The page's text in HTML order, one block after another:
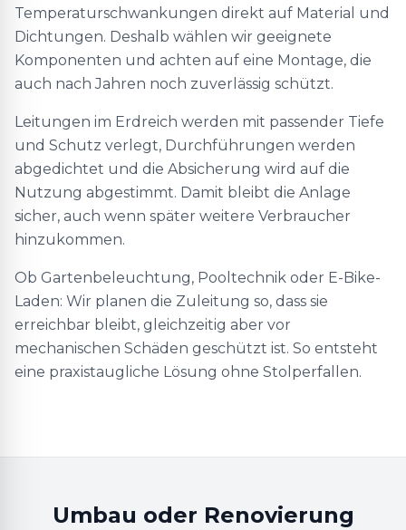
Temperaturschwankungen direkt auf Material und
Dichtungen. Deshalb wählen wir geeignete
Komponenten und achten auf eine Montage, die
auch nach Jahren noch zuverlässig schützt.
Leitungen im Erdreich werden mit passender Tiefe
und Schutz verlegt, Durchführungen werden
abgedichtet und die Absicherung wird auf die
Nutzung abgestimmt. Damit bleibt die Anlage
sicher, auch wenn später weitere Verbraucher
hinzukommen.
Ob Gartenbeleuchtung, Pooltechnik oder E-Bike-
Laden: Wir planen die Zuleitung so, dass sie
erreichbar bleibt, gleichzeitig aber vor
mechanischen Schäden geschützt ist. So entsteht
eine praxistaugliche Lösung ohne Stolperfallen.
Umbau oder Renovierung